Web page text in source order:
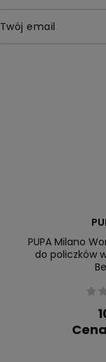
Twój email
PUPA Milano
do policzków